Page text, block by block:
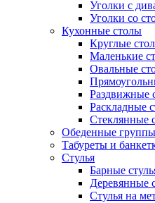
Уголки с
Уголки со
Кухонные столы
Круглые
Маленькие
Овальные
Раздвижные
Раскладные
Стеклянные
Обеденные группы
Табуреты и
Стулья
Барные
Деревянные
Стулья на